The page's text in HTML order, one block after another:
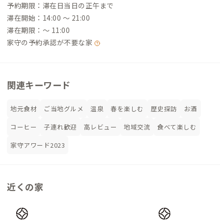
予約期限：滞在日当日の正午まで
滞在開始：14:00 〜 21:00
滞在期限：〜 11:00
家守の予約承認が不要な家
関連キーワード
地元食材 ご当地グルメ 温泉 春を楽しむ 歴史探訪
お酒
コーヒー
子連れ歓迎 高レビュー 地域交流
食べて楽しむ
家守アワード2023
近くの家